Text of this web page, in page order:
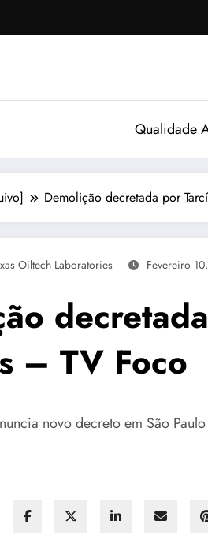
Qualidade
Demolição decretada por
Oiltech Laboratories Fevereiro
– TV Foco
novo decreto em São